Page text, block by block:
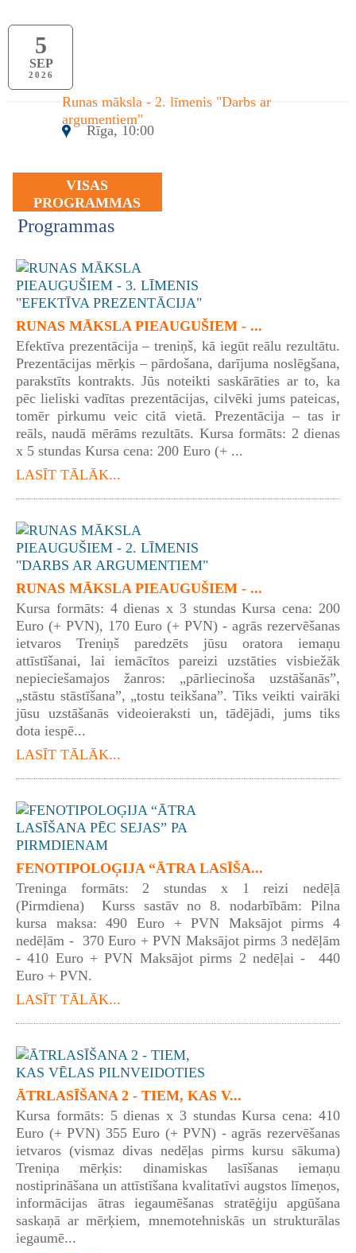
5
SEP
2026
Runas māksla - 2. līmenis "Darbs ar
argumentiem"
Rīga, 10:00
VISAS
PROGRAMMAS
Programmas
RUNAS MĀKSLA PIEAUGUŠIEM - ...
Efektīva prezentācija – treniņš, kā iegūt reālu rezultātu.
Prezentācijas mērķis – pārdošana, darījuma noslēgšana,
parakstīts kontrakts. Jūs noteikti saskārāties ar to, ka
pēc lieliski vadītas prezentācijas, cilvēki jums pateicas,
tomēr pirkumu veic citā vietā. Prezentācija – tas ir
reāls, naudā mērāms rezultāts. Kursa formāts: 2 dienas
x 5 stundas Kursa cena: 200 Euro (+ ...
LASĪT TĀLĀK...
RUNAS MĀKSLA PIEAUGUŠIEM - ...
Kursa formāts: 4 dienas x 3 stundas Kursa cena: 200
Euro (+ PVN), 170 Euro (+ PVN) - agrās rezervēšanas
ietvaros Treniņš paredzēts jūsu oratora iemaņu
attīstīšanai, lai iemācītos pareizi uzstāties visbiežāk
nepieciešamajos žanros: „pārliecinoša uzstāšanās”,
„stāstu stāstīšana”, „tostu teikšana”. Tiks veikti vairāki
jūsu uzstāšanās videoieraksti un, tādējādi, jums tiks
dota iespē...
LASĪT TĀLĀK...
FENOTIPOLOĢIJA “ĀTRA LASĪŠA...
Treninga formāts: 2 stundas x 1 reizi nedēļā
(Pirmdiena) Kurss sastāv no 8. nodarbībām: Pilna
kursa maksa: 490 Euro + PVN Maksājot pirms 4
nedēļām - 370 Euro + PVN Maksājot pirms 3 nedēļām
- 410 Euro + PVN Maksājot pirms 2 nedēļai - 440
Euro + PVN.
LASĪT TĀLĀK...
ĀTRLASĪŠANA 2 - TIEM, KAS V...
Kursa formāts: 5 dienas x 3 stundas Kursa cena: 410
Euro (+ PVN) 355 Euro (+ PVN) - agrās rezervēšanas
ietvaros (vismaz divas nedēļas pirms kursu sākuma)
Treniņa mērķis: dinamiskas lasīšanas iemaņu
nostiprināšana un attīstīšana kvalitatīvi augstos līmeņos,
informācijas ātras iegaumēšanas stratēģiju apgūšana
saskaņā ar mērķiem, mnemotehniskās un strukturālas
iegaumē...